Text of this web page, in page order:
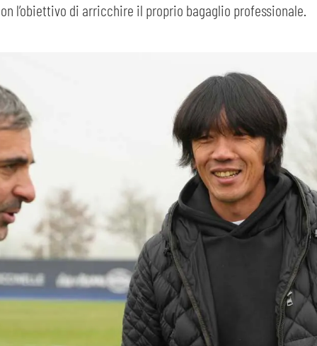
l’obiettivo di arricchire il proprio bagaglio professionale.